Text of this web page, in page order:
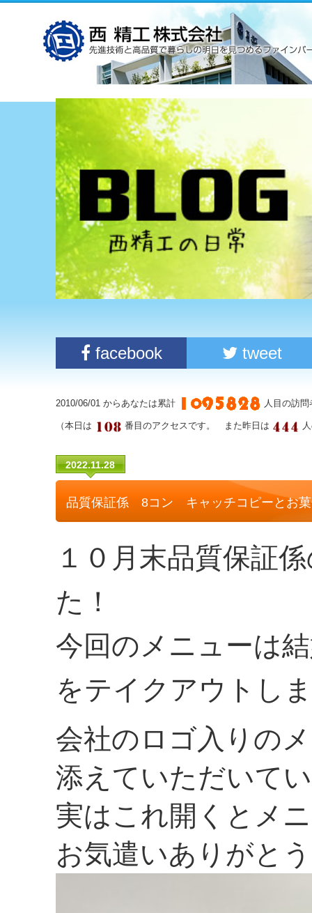
facebook tweet
2010/06/01 からあなたは累計 人目の訪
（本日は 番目のアクセスです。 また昨日は
2022.11.28
品質保証係 8コン キャッチコピーとお
１０月末品質保証
た！
今回のメニューは
をテイクアウトし
会社のロゴ入りの
添えていただいて
実はこれ開くとメ
お気遣いありがと